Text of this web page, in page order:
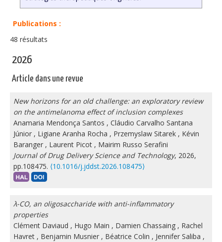
Publications :
48 résultats
2026
Article dans une revue
New horizons for an old challenge: an exploratory review
on the antimelanoma effect of inclusion complexes
Anamaria Mendonça Santos , Cláudio Carvalho Santana
Júnior , Ligiane Aranha Rocha , Przemyslaw Sitarek , Kévin
Baranger , Laurent Picot , Mairim Russo Serafini
Journal of Drug Delivery Science and Technology, 2026,
pp.108475. ⟨10.1016/j.jddst.2026.108475⟩
λ-CO, an oligosaccharide with anti-inflammatory
properties
Clément Daviaud , Hugo Main , Damien Chassaing , Rachel
Havret , Benjamin Musnier , Béatrice Colin , Jennifer Saliba ,